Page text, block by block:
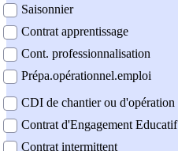
Saisonnier
Contrat apprentissage
Cont. professionnalisation
Prépa.opérationnel.emploi
CDI de chantier ou d'opération
Contrat d'Engagement Educatif
Contrat intermittent